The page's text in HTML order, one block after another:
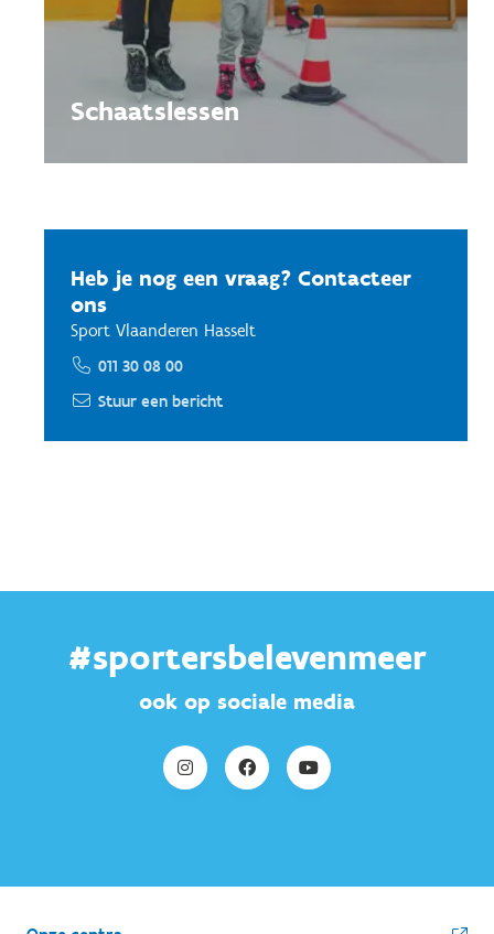
Schaatslessen
Heb je nog een vraag? Contacteer
ons
Sport Vlaanderen Hasselt
011 30 08 00
Stuur een bericht
#sportersbelevenmeer
ook op sociale media